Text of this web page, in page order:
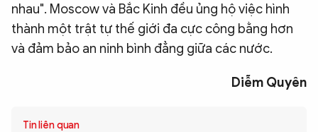
nhau". Moscow và Bắc Kinh đều ủng hộ việc hình
thành một trật tự thế giới đa cực công bằng hơn
và đảm bảo an ninh bình đẳng giữa các nước.
Diễm Quyên
Tin liên quan